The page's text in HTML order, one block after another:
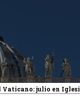
Vaticano: julio en